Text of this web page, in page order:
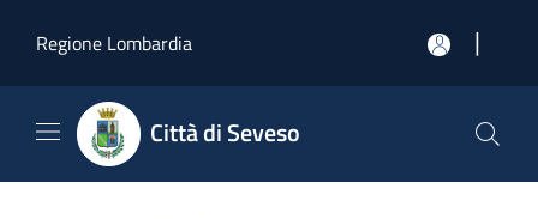
Regione Lombardia
|
Città di Seveso